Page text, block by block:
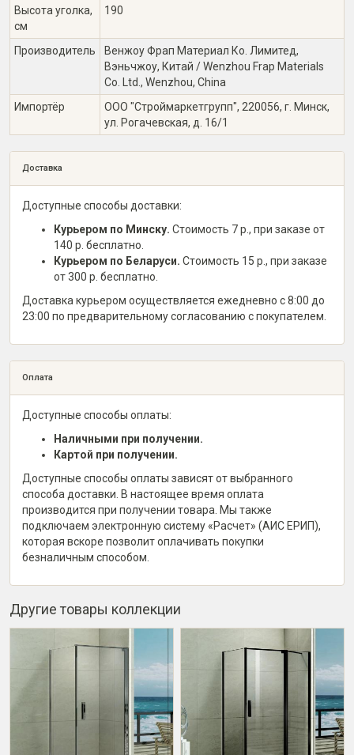
Высота уголка,
см
190
Производитель
Венжоу Фрап Материал Ко. Лимитед,
Вэньчжоу, Китай / Wenzhou Frap Materials
Co. Ltd., Wenzhou, China
Импортёр
ООО "Строймаркетгрупп", 220056, г. Минск,
ул. Рогачевская, д. 16/1
Доставка
Доступные способы доставки:
Курьером по Минску. Стоимость 7 р., при заказе от
140 р. бесплатно.
Курьером по Беларуси. Стоимость 15 р., при заказе
от 300 р. бесплатно.
Доставка курьером осуществляется ежедневно с 8:00 до
23:00 по предварительному согласованию с покупателем.
Оплата
Доступные способы оплаты:
Наличными при получении.
Картой при получении.
Доступные способы оплаты зависят от выбранного
способа доставки. В настоящее время оплата
производится при получении товара. Мы также
подключаем электронную систему «Расчет» (АИС ЕРИП),
которая вскоре позволит оплачивать покупки
безналичным способом.
Другие товары коллекции